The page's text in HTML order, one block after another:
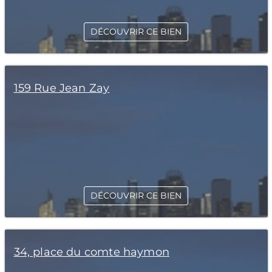
DÉCOUVRIR CE BIEN
159 Rue Jean Zay
DÉCOUVRIR CE BIEN
34, place du comte haymon